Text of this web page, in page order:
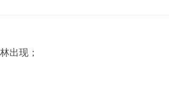
出现；